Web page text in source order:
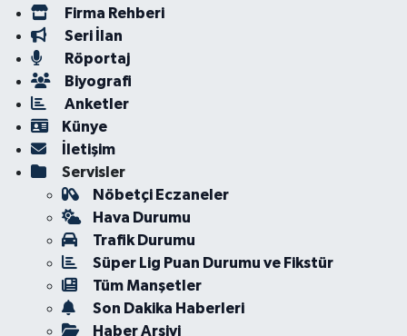
Firma Rehberi
Seri İlan
Röportaj
Biyografi
Anketler
Künye
İletişim
Servisler
Nöbetçi Eczaneler
Hava Durumu
Trafik Durumu
Süper Lig Puan Durumu ve Fikstür
Tüm Manşetler
Son Dakika Haberleri
Haber Arşivi